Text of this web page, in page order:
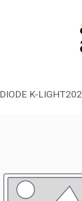
DIODE K-LIGHT202